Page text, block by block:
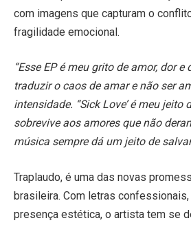
com imagens que capturam o
fragilidade emocional.
“Esse EP é meu grito de amor, dor e
traduzir o caos de amar e não ser
intensidade. “Sick Love’ é meu jeito
sobrevive aos amores que não
música sempre dá um jeito de
Traplaudo, é uma das novas
brasileira. Com letras
presença estética, o artista tem se